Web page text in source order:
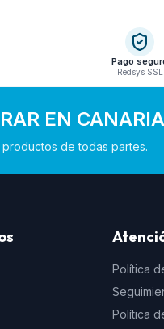
Pago
Redsys SSL
EN
de todas partes.
Política
Política